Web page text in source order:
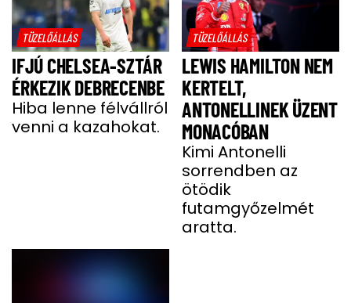
TÜZELŐÁLLÁS
IFJÚ CHELSEA-SZTÁR
ÉRKEZIK DEBRECENBE
Hiba lenne félvállról
venni a kazahokat.
TÜZELŐÁLLÁS
LEWIS HAMILTON NEM
KERTELT,
ANTONELLINEK ÜZENT
MONACÓBAN
Kimi Antonelli
sorrendben az
ötödik
futamgyőzelmét
aratta.